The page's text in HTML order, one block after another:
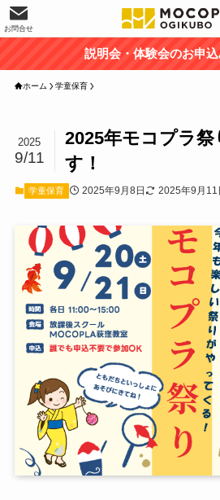
お問合せ
説明会・体験会のお申
ホーム 学童保育
2025年モコプラ祭
す！
2025
9/11
学童保育 2025年9月8日 2025年9月11